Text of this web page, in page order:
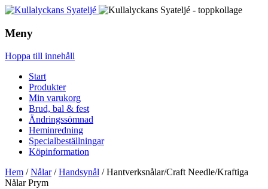
Meny
Hoppa till innehåll
Start
Produkter
Min varukorg
Brud, bal & fest
Ändringssömnad
Heminredning
Specialbeställningar
Köpinformation
Hem /Nålar/Handsynål / Hantverksnålar/Craft Needle/Kraftiga
Nålar Prym